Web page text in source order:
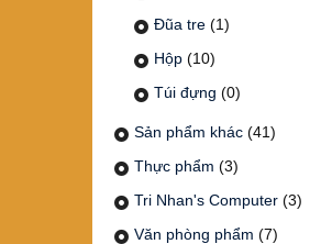
Đũa tre (1)
Hộp (10)
Túi đựng (0)
Sản phẩm khác (41)
Thực phẩm (3)
Tri Nhan's Computer (3)
Văn phòng phẩm (7)